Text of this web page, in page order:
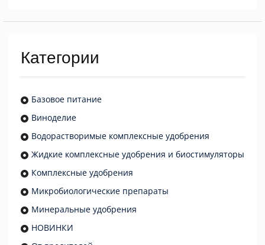
Категории
Базовое питание
Виноделие
Водорастворимые комплексные удобрения
Жидкие комплексные удобрения и биостимуляторы
Комплексные удобрения
Микробиологические препараты
Минеральные удобрения
НОВИНКИ